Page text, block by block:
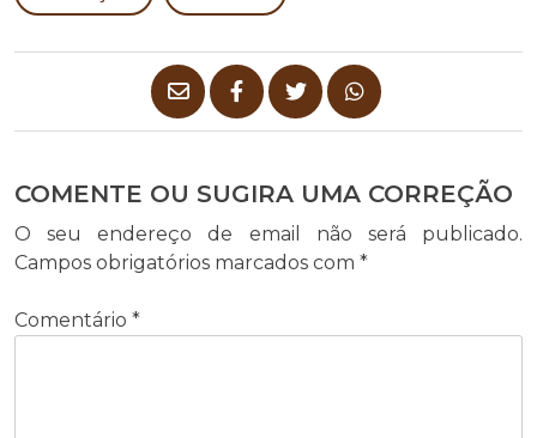
COMENTE OU SUGIRA UMA CORREÇÃO
O seu endereço de email não será publicado.
Campos obrigatórios marcados com *
Comentário *